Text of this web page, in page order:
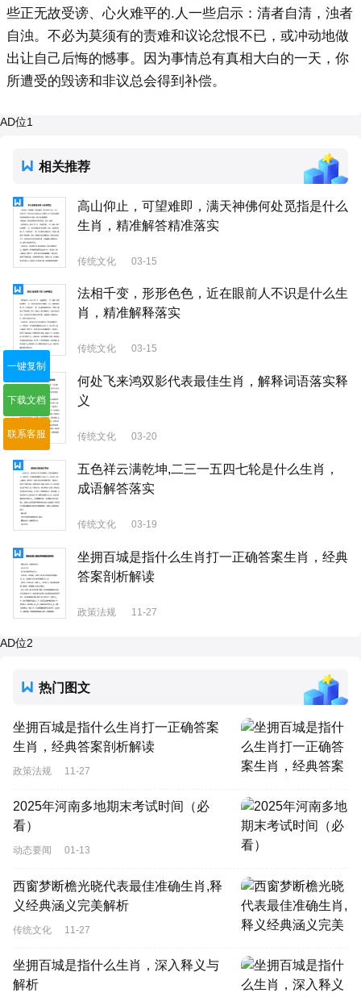
些正无故受谤、心火难平的.人一些启示：清者自清，浊者
自浊。不必为莫须有的责难和议论忿恨不已，或冲动地做
出让自己后悔的憾事。因为事情总有真相大白的一天，你
所遭受的毁谤和非议总会得到补偿。
AD位1
相关推荐
高山仰止，可望难即，满天神佛何处觅指是什么
生肖，精准解答精准落实
传统文化 03-15
法相千变，形形色色，近在眼前人不识是什么生
肖，精准解释落实
传统文化 03-15
何处飞来鸿双影代表最佳生肖，解释词语落实释
义
传统文化 03-20
五色祥云满乾坤,二三一五四七轮是什么生肖，
成语解答落实
传统文化 03-19
坐拥百城是指什么生肖打一正确答案生肖，经典
答案剖析解读
政策法规 11-27
AD位2
热门图文
坐拥百城是指什么生肖打一正确答案
生肖，经典答案剖析解读
政策法规 11-27
2025年河南多地期末考试时间（必
看）
动态要闻 01-13
西窗梦断檐光晓代表最佳准确生肖,释
义经典涵义完美解析
传统文化 11-27
坐拥百城是指什么生肖，深入释义与
解析
一键复制
下载文档
联系客服